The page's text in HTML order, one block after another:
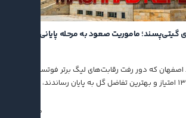
ماموریت صعود به مرحله پایانی در
که دور رفت رقابت‌های لیگ برتر فوتسال
امیدهای کشور را با ۱۳ امتیاز و بهترین تفاضل گل به پایان رساندند،
۰